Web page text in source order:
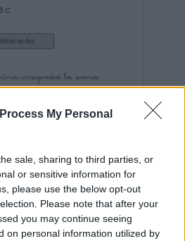
My Personal
sale, sharing to third parties, or
or sensitive information for
please use the below opt-out
Please note that after your
you may continue seeing
on personal information utilized by
= 1€ et 8 c